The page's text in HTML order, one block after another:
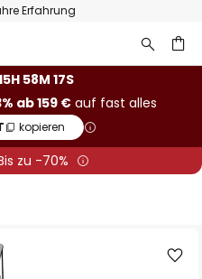
Erfahrung
58M 16S
ab 159 €auf fast alles
kopieren
zu -70%